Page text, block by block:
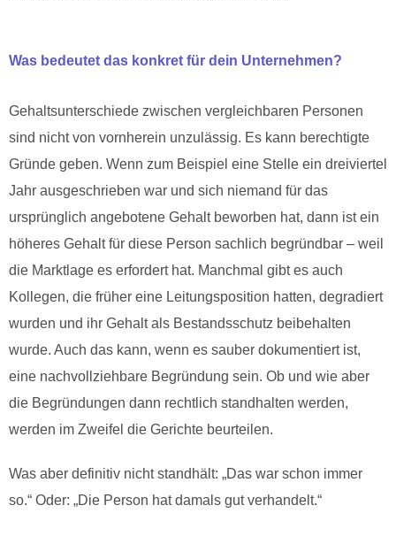
Was bedeutet das konkret für dein Unternehmen?
Gehaltsunterschiede zwischen vergleichbaren Personen
sind nicht von vornherein unzulässig. Es kann berechtigte
Gründe geben. Wenn zum Beispiel eine Stelle ein dreiviertel
Jahr ausgeschrieben war und sich niemand für das
ursprünglich angebotene Gehalt beworben hat, dann ist ein
höheres Gehalt für diese Person sachlich begründbar – weil
die Marktlage es erfordert hat. Manchmal gibt es auch
Kollegen, die früher eine Leitungsposition hatten, degradiert
wurden und ihr Gehalt als Bestandsschutz beibehalten
wurde. Auch das kann, wenn es sauber dokumentiert ist,
eine nachvollziehbare Begründung sein. Ob und wie aber
die Begründungen dann rechtlich standhalten werden,
werden im Zweifel die Gerichte beurteilen.
Was aber definitiv nicht standhält: „Das war schon immer
so.“ Oder: „Die Person hat damals gut verhandelt.“